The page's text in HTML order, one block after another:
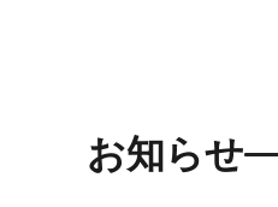
お知らせ